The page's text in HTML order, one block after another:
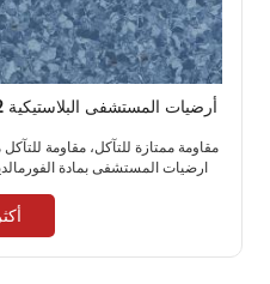
أرضيات المستشفى البلاستيكية 2 مم أرضيات الفينيل المتجانسة
ارضيات المستشفى بمادة